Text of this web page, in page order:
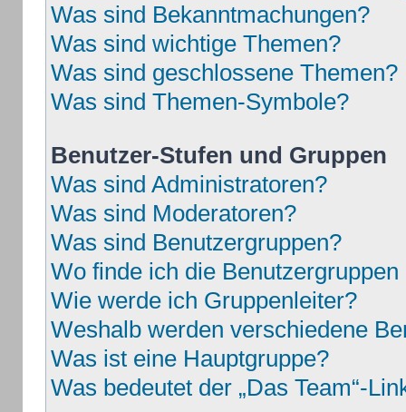
Was sind Bekanntmachungen?
Was sind wichtige Themen?
Was sind geschlossene Themen?
Was sind Themen-Symbole?
Benutzer-Stufen und Gruppen
Was sind Administratoren?
Was sind Moderatoren?
Was sind Benutzergruppen?
Wo finde ich die
Wie werde ich Gruppenleiter?
Weshalb werden verschiedene
Was ist eine Hauptgruppe?
Was bedeutet der „Das Team“-